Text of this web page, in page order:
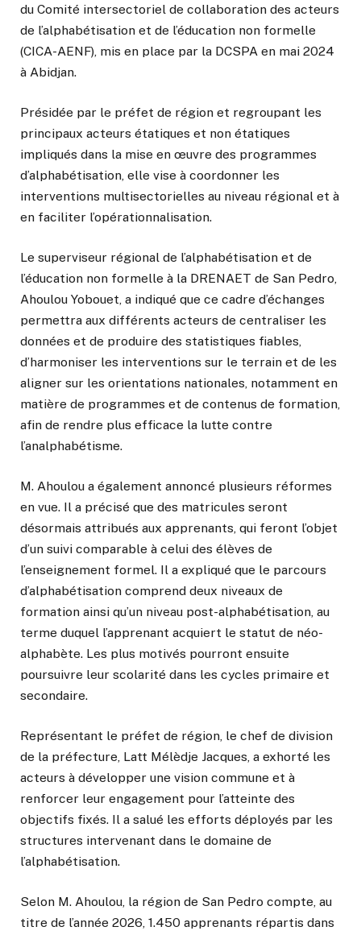
du Comité intersectoriel de collaboration des acteurs
de l’alphabétisation et de l’éducation non formelle
(CICA-AENF), mis en place par la DCSPA en mai 2024
à Abidjan.
Présidée par le préfet de région et regroupant les
principaux acteurs étatiques et non étatiques
impliqués dans la mise en œuvre des programmes
d’alphabétisation, elle vise à coordonner les
interventions multisectorielles au niveau régional et à
en faciliter l’opérationnalisation.
Le superviseur régional de l’alphabétisation et de
l’éducation non formelle à la DRENAET de San Pedro,
Ahoulou Yobouet, a indiqué que ce cadre d’échanges
permettra aux différents acteurs de centraliser les
données et de produire des statistiques fiables,
d’harmoniser les interventions sur le terrain et de les
aligner sur les orientations nationales, notamment en
matière de programmes et de contenus de formation,
afin de rendre plus efficace la lutte contre
l’analphabétisme.
M. Ahoulou a également annoncé plusieurs réformes
en vue. Il a précisé que des matricules seront
désormais attribués aux apprenants, qui feront l’objet
d’un suivi comparable à celui des élèves de
l’enseignement formel. Il a expliqué que le parcours
d’alphabétisation comprend deux niveaux de
formation ainsi qu’un niveau post-alphabétisation, au
terme duquel l’apprenant acquiert le statut de néo-
alphabète. Les plus motivés pourront ensuite
poursuivre leur scolarité dans les cycles primaire et
secondaire.
Représentant le préfet de région, le chef de division
de la préfecture, Latt Mélèdje Jacques, a exhorté les
acteurs à développer une vision commune et à
renforcer leur engagement pour l’atteinte des
objectifs fixés. Il a salué les efforts déployés par les
structures intervenant dans le domaine de
l’alphabétisation.
Selon M. Ahoulou, la région de San Pedro compte, au
titre de l’année 2026, 1.450 apprenants répartis dans